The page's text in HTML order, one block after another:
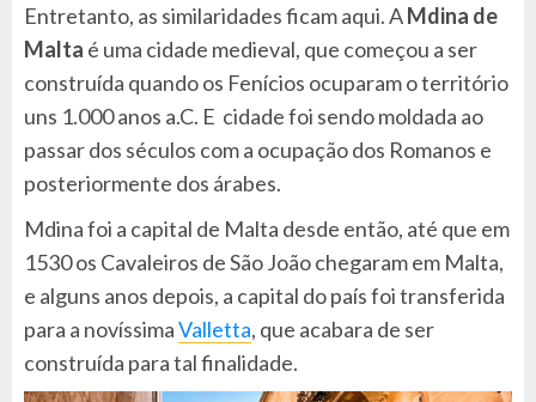
Entretanto, as similaridades ficam aqui. AMdina de
Malta é uma cidade medieval, que começou a ser
construída quando os Fenícios ocuparam o território
uns 1.000 anos a.C. E cidade foi sendo moldada ao
passar dos séculos com a ocupação dos Romanos e
posteriormente dos árabes.
Mdina foi a capital de Malta desde então, até que em
1530 os Cavaleiros de São João chegaram em Malta,
e alguns anos depois, a capital do país foi transferida
para a novíssimaValletta, que acabara de ser
construída para tal finalidade.